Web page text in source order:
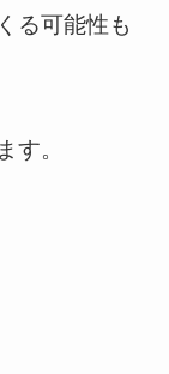
る可能性も
す。